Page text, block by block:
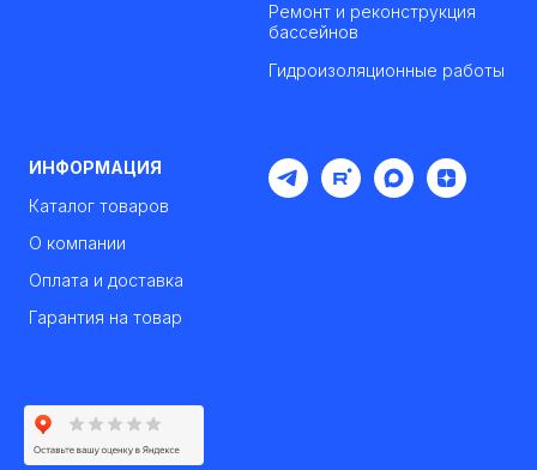
Ремонт и реконструкция
бассейнов
Гидроизоляционные работы
ИНФОРМАЦИЯ
Каталог товаров
О компании
Оплата и доставка
Гарантия на товар